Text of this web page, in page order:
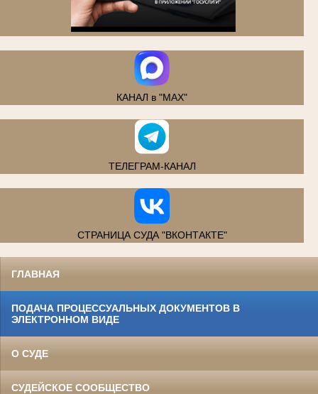
КАНАЛ в "MAX"
ТЕЛЕГРАМ-КАНАЛ
СТРАНИЦА СУДА "ВКОНТАКТЕ"
ГЛАВНАЯ
ПОДАЧА ПРОЦЕССУАЛЬНЫХ ДОКУМЕНТОВ В
ЭЛЕКТРОННОМ ВИДЕ
О СУДЕ
СУДЕЙСКОЕ СООБЩЕСТВО